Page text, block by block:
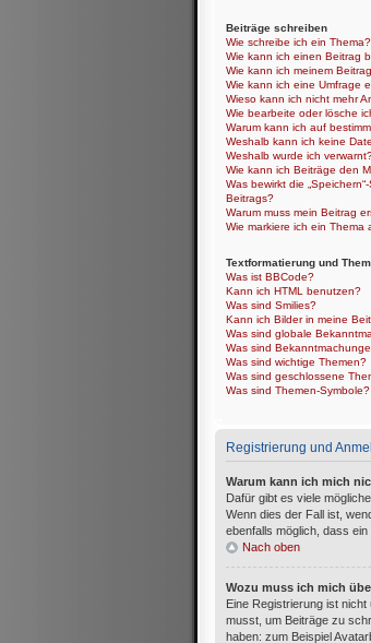
Beiträge schreiben
Wie schreibe ich ein Thema?
Wie kann ich einen Beitrag
Wie kann ich meinem
Wie kann ich eine Umfrage
Wieso kann ich nicht mehr
Wie bearbeite oder lösche
Warum kann ich auf
Weshalb kann ich keine
Weshalb wurde ich
Wie kann ich Beiträge den
Was bewirkt die
Beitrags?
Warum muss mein Beitrag
Wie markiere ich ein Thema
Textformatierung und
Was ist BBCode?
Kann ich HTML benutzen?
Was sind Smilies?
Kann ich Bilder in meine
Was sind globale
Was sind
Was sind wichtige Themen?
Was sind geschlossene
Was sind Themen-Symbole?
Registrierung und
Warum kann ich mich
Dafür gibt es viele
Wenn dies der Fall ist,
ebenfalls möglich, dass
Nach oben
Wozu muss ich mich
Eine Registrierung ist
musst, um Beiträge zu
haben: zum Beispiel